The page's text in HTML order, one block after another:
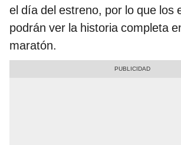
el día del estreno, por lo que los
podrán ver la historia completa
maratón.